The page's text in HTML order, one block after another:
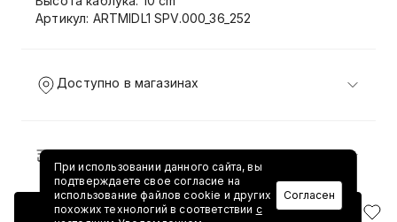
Добавить в корзину
Артикул: ARTMIDL1 SPV.000_36_252
Доступно в магазинах
Доставка и возврат
При использовании данного сайта, вы
подтверждаете свое согласие на
использование файлов cookie и других
похожих технологий в соответствии с
Согласен